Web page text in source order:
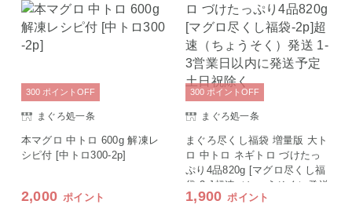
まぐろ処一条
本マグロ 中トロ 600g 解凍レ
シピ付 [中トロ300-2p]
2,000 ポイント
300 ポイント OFF
まぐろ処一条
まぐろ尽くし福袋 増量版 大ト
ロ 中トロ ネギトロ づけたっ
ぷり4品820g [マグロ尽くし福
袋-2p]超速（ちょうそく）発送
1-3営業日以内に発送予定 土日
1,900 ポイント
300 ポイント OFF